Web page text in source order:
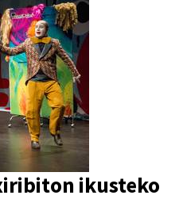
ikusteko